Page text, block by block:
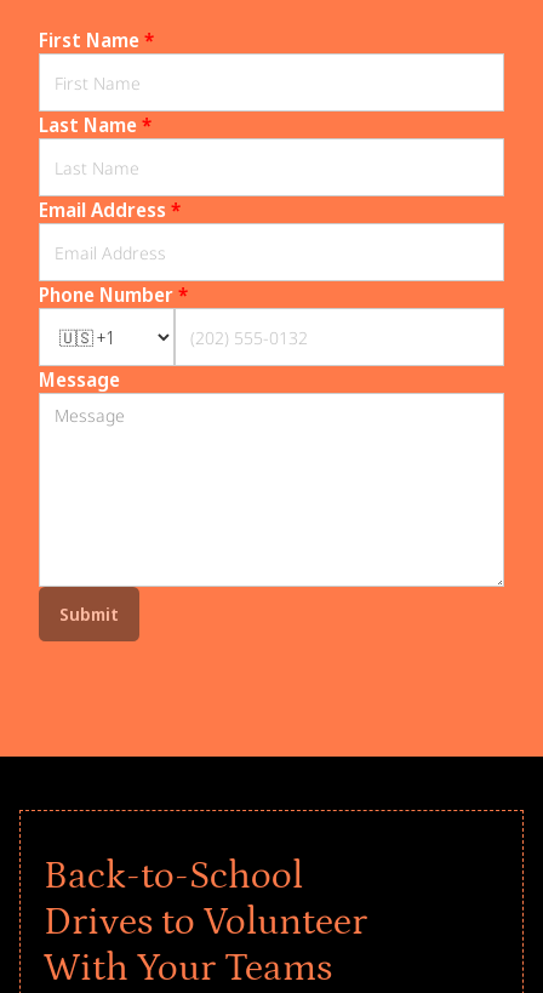
First Name*
Last Name*
Email Address *
Phone Number*
Message
Back-to-School
Drives to Volunteer
With Your Teams